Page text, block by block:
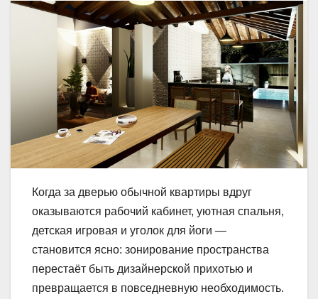
Когда за дверью обычной квартиры вдруг
оказываются рабочий кабинет, уютная спальня,
детская игровая и уголок для йоги —
становится ясно: зонирование пространства
перестаёт быть дизайнерской прихотью и
превращается в повседневную необходимость.